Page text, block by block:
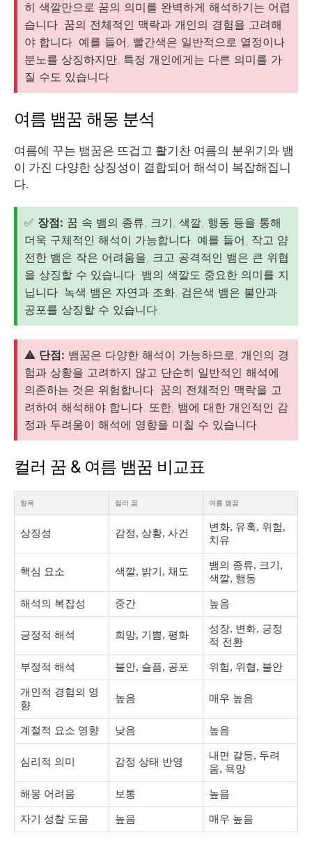
히 색깔만으로 꿈의 의미를 완벽하게 해석하기는 어렵
습니다. 꿈의 전체적인 맥락과 개인의 경험을 고려해
야 합니다. 예를 들어, 빨간색은 일반적으로 열정이나
분노를 상징하지만, 특정 개인에게는 다른 의미를 가
질 수도 있습니다.
여름 뱀꿈 해몽 분석
여름에 꾸는 뱀꿈은 뜨겁고 활기찬 여름의 분위기와 뱀
이 가진 다양한 상징성이 결합되어 해석이 복잡해집니
다.
✅ 장점: 꿈 속 뱀의 종류, 크기, 색깔, 행동 등을 통해
더욱 구체적인 해석이 가능합니다. 예를 들어, 작고 얌
전한 뱀은 작은 어려움을, 크고 공격적인 뱀은 큰 위협
을 상징할 수 있습니다. 뱀의 색깔도 중요한 의미를 지
닙니다. 녹색 뱀은 자연과 조화, 검은색 뱀은 불안과
공포를 상징할 수 있습니다.
⚠️ 단점: 뱀꿈은 다양한 해석이 가능하므로, 개인의 경
험과 상황을 고려하지 않고 단순히 일반적인 해석에
의존하는 것은 위험합니다. 꿈의 전체적인 맥락을 고
려하여 해석해야 합니다. 또한, 뱀에 대한 개인적인 감
정과 두려움이 해석에 영향을 미칠 수 있습니다.
컬러 꿈 & 여름 뱀꿈 비교표
항목 컬러 꿈 여름 뱀꿈
상징성 감정, 상황, 사건
변화, 유혹, 위험,
치유
핵심 요소 색깔, 밝기, 채도
뱀의 종류, 크기,
색깔, 행동
해석의 복잡성 중간 높음
긍정적 해석 희망, 기쁨, 평화
성장, 변화, 긍정
적 전환
부정적 해석 불안, 슬픔, 공포 위험, 위협, 불안
개인적 경험의 영
향
높음 매우 높음
계절적 요소 영향 낮음 높음
심리적 의미 감정 상태 반영
내면 갈등, 두려
움, 욕망
해몽 어려움 보통 높음
자기 성찰 도움 높음 매우 높음